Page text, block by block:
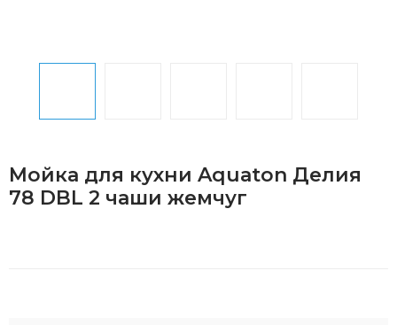
Мойка для кухни Aquaton Делия
78 DBL 2 чаши жемчуг